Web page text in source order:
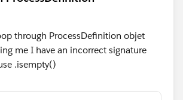
through ProcessDefinition objet
me I have an incorrect signature
.isempty()